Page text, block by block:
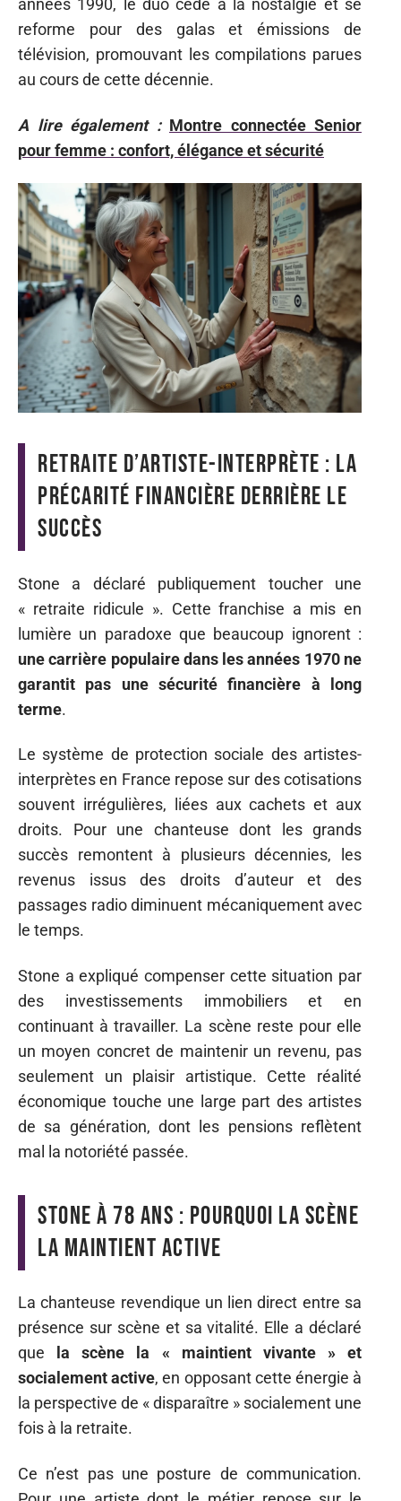
années 1990, le duo cède à la nostalgie et se
reforme pour des galas et émissions de
télévision, promouvant les compilations parues
au cours de cette décennie.
A lire également : Montre connectée Senior
pour femme : confort, élégance et sécurité
Retraite d’artiste-interprète : la
précarité financière derrière le
succès
Stone a déclaré publiquement toucher une
« retraite ridicule ». Cette franchise a mis en
lumière un paradoxe que beaucoup ignorent :
une carrière populaire dans les années 1970 ne
garantit pas une sécurité financière à long
terme.
Le système de protection sociale des artistes-
interprètes en France repose sur des cotisations
souvent irrégulières, liées aux cachets et aux
droits. Pour une chanteuse dont les grands
succès remontent à plusieurs décennies, les
revenus issus des droits d’auteur et des
passages radio diminuent mécaniquement avec
le temps.
Stone a expliqué compenser cette situation par
des investissements immobiliers et en
continuant à travailler. La scène reste pour elle
un moyen concret de maintenir un revenu, pas
seulement un plaisir artistique. Cette réalité
économique touche une large part des artistes
de sa génération, dont les pensions reflètent
mal la notoriété passée.
Stone à 78 ans : pourquoi la scène
la maintient active
La chanteuse revendique un lien direct entre sa
présence sur scène et sa vitalité. Elle a déclaré
que
la scène la « maintient vivante » et
socialement active, en opposant cette énergie à
la perspective de « disparaître » socialement une
fois à la retraite.
Ce n’est pas une posture de communication.